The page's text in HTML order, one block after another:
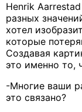
Henrik
разных
хотел
которые
Создавая
это именно то,
-Многие ваши
это связано?